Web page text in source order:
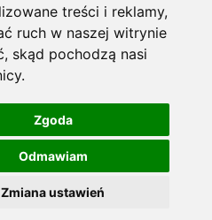
treści i reklamy,
ruch w naszej witrynie
skąd pochodzą nasi
Zgoda
Odmawiam
Zmiana ustawień